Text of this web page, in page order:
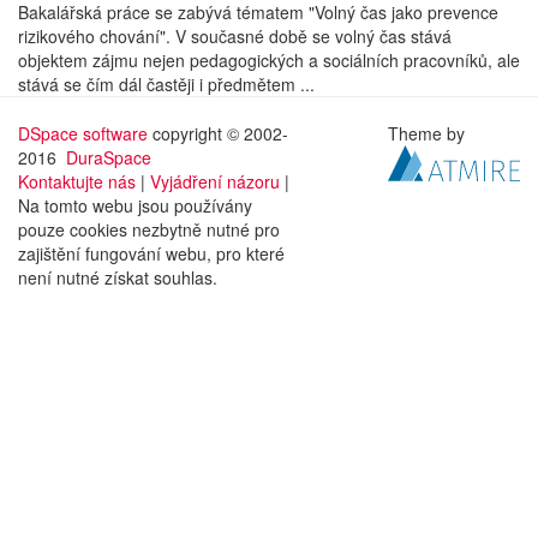
Bakalářská práce se zabývá tématem "Volný čas jako prevence
rizikového chování". V současné době se volný čas stává
objektem zájmu nejen pedagogických a sociálních pracovníků, ale
stává se čím dál častěji i předmětem ...
DSpace software copyright © 2002-
2016 DuraSpace
Kontaktujte nás | Vyjádření názoru |
Na tomto webu jsou používány
pouze cookies nezbytně nutné pro
zajištění fungování webu, pro které
není nutné získat souhlas.
Theme by